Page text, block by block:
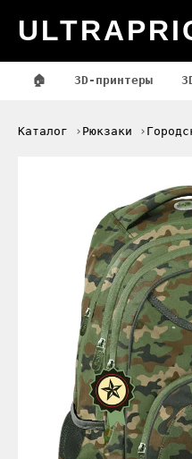
🏠 3D-принтеры
Каталог Рюкзаки